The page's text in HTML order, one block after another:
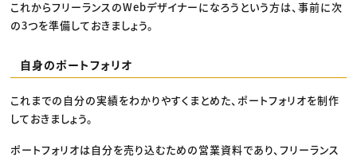
これからフリーランスのWebデザイナーになろうという方は、事前に次
の3つを準備しておきましょう。
自身のポートフォリオ
これまでの自分の実績をわかりやすくまとめた、ポートフォリオを制作
しておきましょう。
ポートフォリオは自分を売り込むための営業資料であり、フリーランス